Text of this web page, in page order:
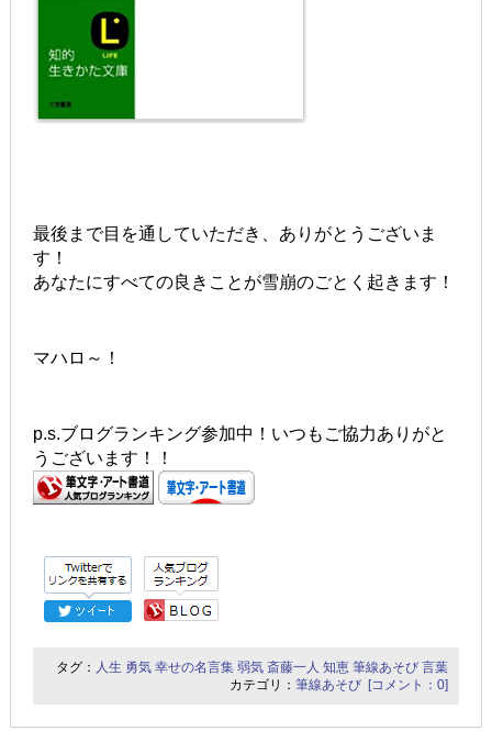
最後まで目を通していただき、ありがとうございま
す！
あなたにすべての良きことが雪崩のごとく起きます！
マハロ～！
p.s.ブログランキング参加中！いつもご協力ありがと
うございます！！
タグ： 人生 勇気 幸せの名言集 弱気 斎藤一人 知恵 筆線あそび 言葉
カテゴリ：筆線あそび [コメント：0]